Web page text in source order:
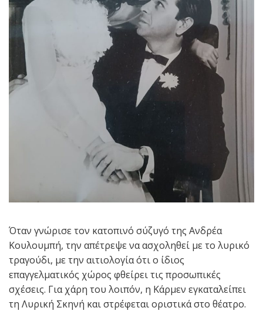
Όταν γνώρισε τον κατοπινό σύζυγό της Ανδρέα
Κουλουμπή, την απέτρεψε να ασχοληθεί με το λυρικό
τραγούδι, με την αιτιολογία ότι ο ίδιος
επαγγελματικός χώρος φθείρει τις προσωπικές
σχέσεις. Για χάρη του λοιπόν, η Κάρμεν εγκαταλείπει
τη Λυρική Σκηνή και στρέφεται οριστικά στο θέατρο.